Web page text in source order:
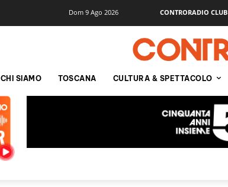
Dom 9 Ago 2026 CONTRORADIO CLUB
CHI SIAMO TOSCANA CULTURA & SPETTACOLO